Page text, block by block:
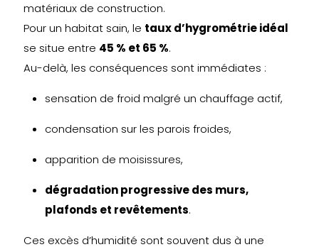
matériaux de construction.
Pour un habitat sain, le taux d’hygrométrie idéal
se situe entre 45 % et 65 %.
Au-delà, les conséquences sont immédiates :
sensation de froid malgré un chauffage actif,
condensation sur les parois froides,
apparition de moisissures,
dégradation progressive des murs,
plafonds et revêtements.
Ces excès d’humidité sont souvent dus à une